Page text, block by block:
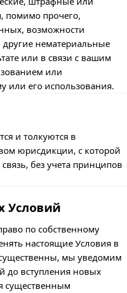
помимо прочего,
возможности
нематериальные
или в связи с вашим
или
или его использования.
и толкуются в
юрисдикции, с которой
без учета принципов
Условий
по собственному
настоящие Условия в
мы уведомим
до вступления новых
существенным